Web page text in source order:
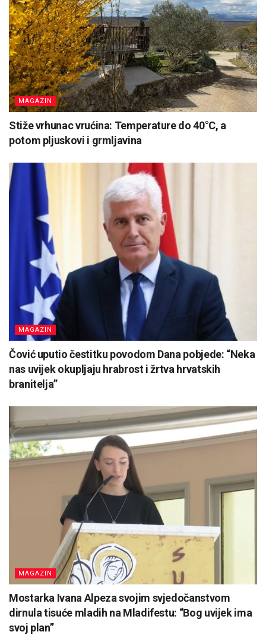
MAGAZIN
Stiže vrhunac vrućina: Temperature do 40°C, a
potom pljuskovi i grmljavina
MAGAZIN
Čović uputio čestitku povodom Dana pobjede: “Neka
nas uvijek okupljaju hrabrost i žrtva hrvatskih
branitelja”
MAGAZIN
Mostarka Ivana Alpeza svojim svjedočanstvom
dirnula tisuće mladih na Mladifestu: “Bog uvijek ima
svoj plan”